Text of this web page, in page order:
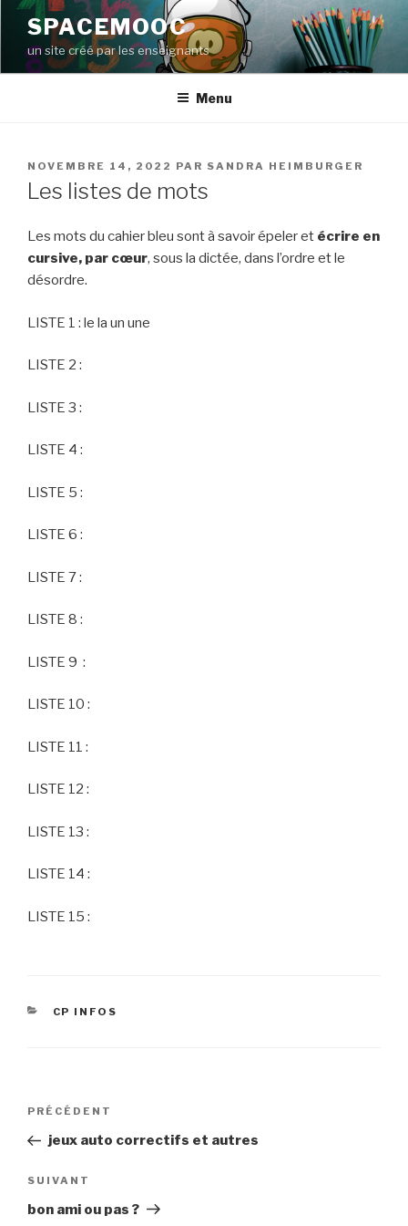
Aller
contenu
principal
SPACEMOOC
un site créé par les enseignants
Menu
PUBLIÉ
LE
NOVEMBRE 14, 2022 PAR SANDRA HEIMBURGER
Les listes de mots
Les mots du cahier bleu sont à savoir épeler et écrire en
cursive, par cœur, sous la dictée, dans l’ordre et le
désordre.
LISTE 1 : le la un une
LISTE 2 :
LISTE 3 :
LISTE 4 :
LISTE 5 :
LISTE 6 :
LISTE 7 :
LISTE 8 :
LISTE 9 :
LISTE 10 :
LISTE 11 :
LISTE 12 :
LISTE 13 :
LISTE 14 :
LISTE 15 :
CATÉGORIES
CP INFOS
Navigation
l’article
Article
précédent
PRÉCÉDENT
jeux auto correctifs et autres
Article
suivant
SUIVANT
bon ami ou pas ?